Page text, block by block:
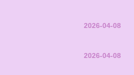
2026-04-08
2026-04-08